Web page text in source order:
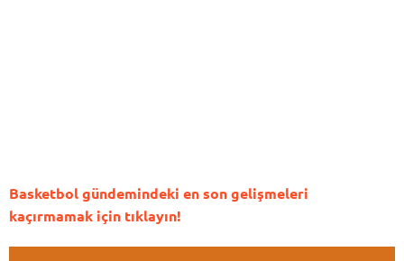
Basketbol gündemindeki en son gelişmeleri
kaçırmamak için tıklayın!